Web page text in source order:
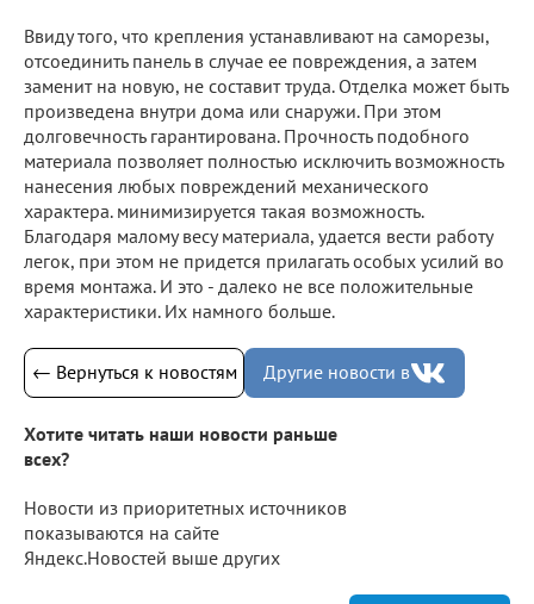
Ввиду того, что крепления устанавливают на саморезы,
отсоединить панель в случае ее повреждения, а затем
заменит на новую, не составит труда. Отделка может быть
произведена внутри дома или снаружи. При этом
долговечность гарантирована. Прочность подобного
материала позволяет полностью исключить возможность
нанесения любых повреждений механического
характера. минимизируется такая возможность.
Благодаря малому весу материала, удается вести работу
легок, при этом не придется прилагать особых усилий во
время монтажа. И это - далеко не все положительные
характеристики. Их намного больше.
← Вернуться к новостям Другие новости в
Хотите читать наши новости раньше
всех?
Новости из приоритетных источников
показываются на сайте
Яндекс.Новостей выше других